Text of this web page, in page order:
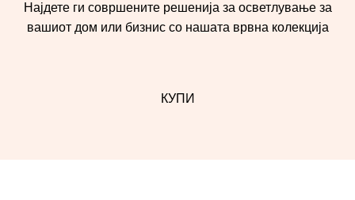
Најдете ги совршените решенија за осветлување за
вашиот дом или бизнис со нашата врвна колекција
КУПИ